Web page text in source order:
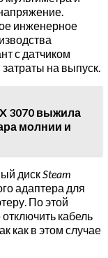
инженерное
с датчиком
на выпуск.
3070 выжила
молнии и
дискSteam
адаптера для
По этой
кабель
как в этом случае